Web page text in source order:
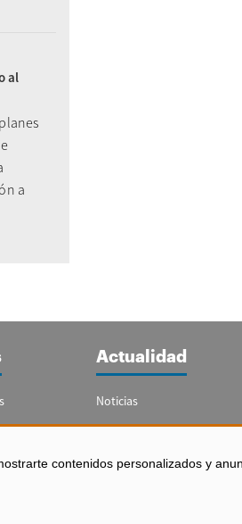
contenidos personalizados y
al
a
Actualidad
Noticias
Reportajes
Boletín Acuicultura